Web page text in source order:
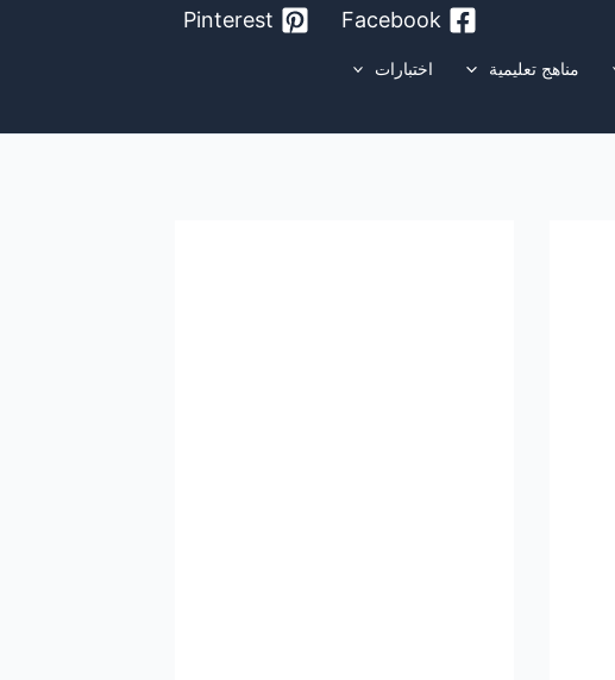
Facebook
Pinterest
مناهج تعليمية
اختبارات